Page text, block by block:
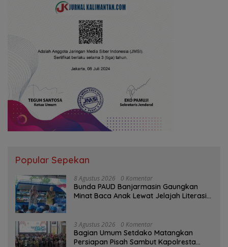
Popular Sepekan
8 Agustus 2026 0 Komentar
Bunda PAUD Banjarmasin Gaungkan
Minat Baca Anak Lewat Jelajah Literasi
3 Agustus 2026 0 Komentar
Bagian Umum Setdako Matangkan
Persiapan Pisah Sambut Kapolresta